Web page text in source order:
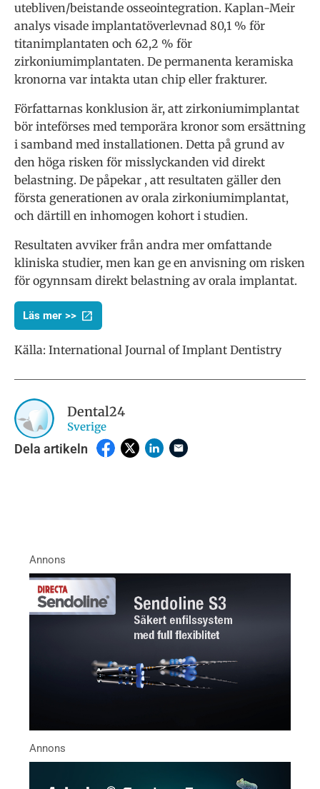
utebliven/beistande osseointegration. Kaplan-Meir
analys visade implantatöverlevnad 80,1 % för
titanimplantaten och 62,2 % för
zirkoniumimplantaten. De permanenta keramiska
kronorna var intakta utan chip eller frakturer.
Författarnas konklusion är, att zirkoniumimplantat
bör inteförses med temporära kronor som ersättning
i samband med installationen. Detta på grund av
den höga risken för misslyckanden vid direkt
belastning. De påpekar , att resultaten gäller den
första generationen av orala zirkoniumimplantat,
och därtill en inhomogen kohort i studien.
Resultaten avviker från andra mer omfattande
kliniska studier, men kan ge en anvisning om risken
för ogynnsam direkt belastning av orala implantat.
Läs mer >>
Källa: International Journal of Implant Dentistry
Dental24
Sverige
Dela artikeln